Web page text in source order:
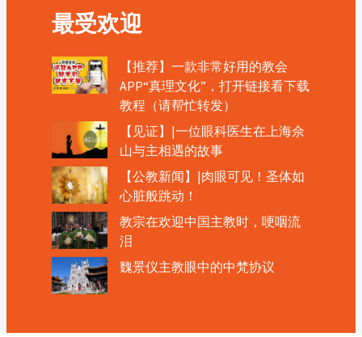
最受欢迎
【推荐】一款非常好用的教会
APP“真理文化”，打开链接看下载
教程（请帮忙转发）
【见证】|一位眼科医生在上海佘
山与主相遇的故事
【公教新闻】|肉眼可见！圣体如
心脏般跳动！
教宗在欢迎中国主教时，哽咽流
泪
魏景仪主教眼中的中梵协议